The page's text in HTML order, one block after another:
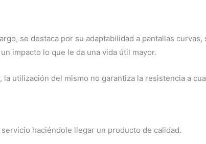
se destaca por su adaptabilidad a pantallas
impacto lo que le da una vida útil mayor.
utilización del mismo no garantiza la resistencia a
haciéndole llegar un producto de calidad.